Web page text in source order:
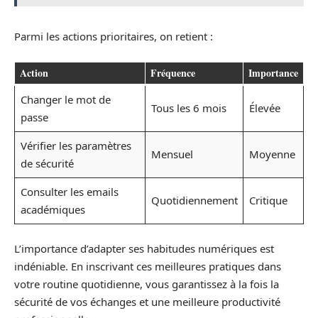
Parmi les actions prioritaires, on retient :
Action Fréquence Importance
Changer le mot de
passe
Tous les 6 mois Élevée
Vérifier les paramètres
de sécurité
Mensuel Moyenne
Consulter les emails
académiques
Quotidiennement Critique
L’importance d’adapter ses habitudes numériques est
indéniable. En inscrivant ces meilleures pratiques dans
votre routine quotidienne, vous garantissez à la fois la
sécurité de vos échanges et une meilleure productivité